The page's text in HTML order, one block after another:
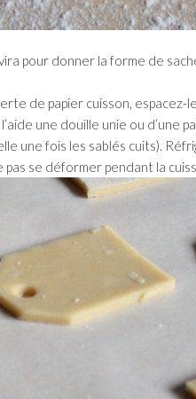
pour donner la forme de
de papier cuisson, espacez-
une douille unie ou d’une
une fois les sablés cuits).
se déformer pendant la